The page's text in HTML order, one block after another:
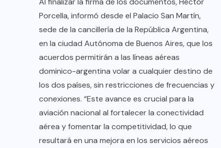
Porcella, informó desde el Palacio San Martín,
sede de la cancillería de la República Argentina,
en la ciudad Autónoma de Buenos Aires, que los
acuerdos permitirán a las líneas aéreas
dominico-argentina volar a cualquier destino de
los dos países, sin restricciones de frecuencias y
conexiones. “Este avance es crucial para la
aviación nacional al fortalecer la conectividad
aérea y fomentar la competitividad, lo que
resultará en una mejora en los servicios aéreos